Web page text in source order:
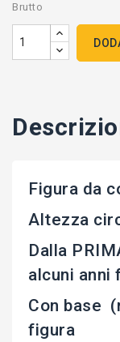
Brutto
Figura da
Altezza
Dalla
alcuni anni
Con base
figura